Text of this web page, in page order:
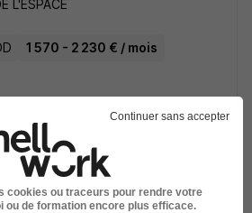
L'ESPACE
1 570 - 2 230 € / mois
Numériques -
H/F
L'ESPACE
Continuer sans accepter
cookies ou traceurs pour rendre votre
ou de formation encore plus efficace.